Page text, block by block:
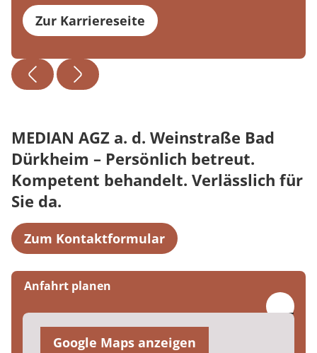
Zur Karriereseite
MEDIAN AGZ a. d. Weinstraße Bad
Dürkheim – Persönlich betreut.
Kompetent behandelt. Verlässlich für
Sie da.
Zum Kontaktformular
Anfahrt planen
Google Maps anzeigen